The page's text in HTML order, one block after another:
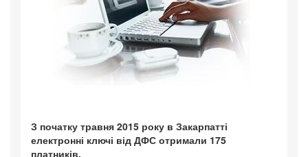
З початку травня 2015 року в Закарпатті
електронні ключі від ДФС отримали 175
платників.